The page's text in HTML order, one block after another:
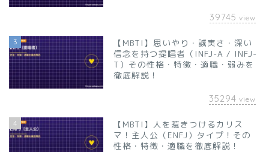
39745 view
3
【MBTI】思いやり・誠実さ・深い
信念を持つ提唱者（INFJ-A / INFJ-
T）その性格・特徴・適職・弱みを
徹底解説！
35294 view
4
【MBTI】人を惹きつけるカリス
マ！主人公（ENFJ）タイプ！その
性格・特徴・適職を徹底解説！